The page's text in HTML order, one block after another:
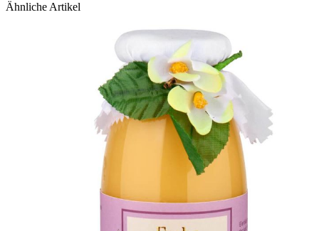
Ähnliche Artikel